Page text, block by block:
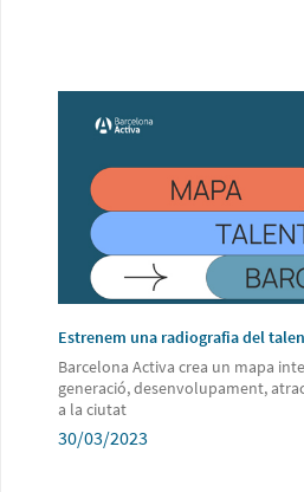
Estrenem una radiografia del
Barcelona Activa crea un mapa
generació, desenvolupament,
a la ciutat
30/03/2023